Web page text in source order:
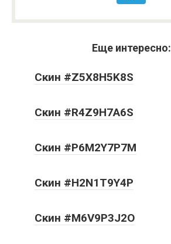
Еще интересно:
Скин #Z5X8H5K8S
Скин #R4Z9H7A6S
Скин #P6M2Y7P7M
Скин #H2N1T9Y4P
Скин #M6V9P3J2O